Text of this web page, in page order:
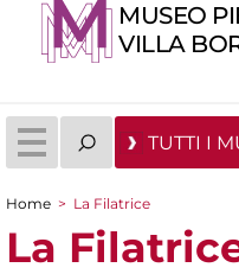
MUSEO
VILLA
TUTTI I
Tu sei qui
Home > La Filatrice
La